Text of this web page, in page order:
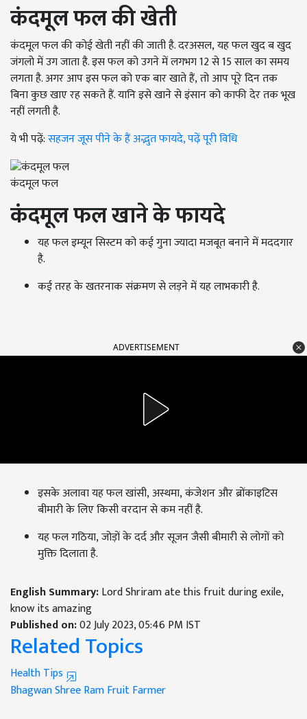
कंदमूल फल की खेती
कंदमूल फल की कोई खेती नहीं की जाती है. दरअसल, यह फल खुद ब खुद
जंगलो में उग जाता है. इस फल को उगने में लगभग 12से15साल का समय
लगता है. अगर आप इस फल को एक बार खाते हैं, तो आप पूरे दिन तक
बिना कुछ खाए रह सकते हैं. यानि इसे खाने से इंसान को काफी देर तक भूख
नहीं लगती है.
ये भी पढ़ें:सहजन जूस पीने के हैं अद्भुत फायदे, पढ़ें पूरी विधि
कंदमूल फल
कंदमूल फल खाने के फायदे
यह फल इम्यून सिस्टम को कई गुना ज्यादा मजबूत बनाने में मददगार
है.
कई तरह के खतरनाक संक्रमण से लड़ने में यह लाभकारी है.
ADVERTISEMENT
इसके अलावा यह फल खांसी, अस्थमा, कंजेशन और ब्रोंकाइटिस
बीमारी के लिए किसी वरदान से कम नहीं है.
यह फल गठिया, जोड़ों के दर्द और सूजन जैसी बीमारी से लोगों को
मुक्ति दिलाता है.
English Summary:Lord Shriram ate this fruit during exile,
know its amazing
Published on:02 July 2023, 05:46 PM IST
Related Topics
Health Tips
Bhagwan Shree RamFruitFarmer